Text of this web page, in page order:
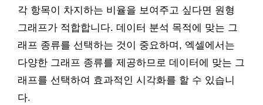
각 항목이 차지하는 비율을 보여주고 싶다면 원형
그래프가 적합합니다. 데이터 분석 목적에 맞는 그
래프 종류를 선택하는 것이 중요하며, 엑셀에서는
다양한 그래프 종류를 제공하므로 데이터에 맞는 그
래프를 선택하여 효과적인 시각화를 할 수 있습니
다.